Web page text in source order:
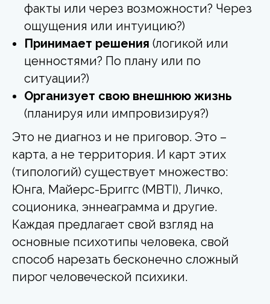
факты или через возможности? Через
ощущения или интуицию?)
Принимает решения (логикой или
ценностями? По плану или по
ситуации?)
Организует свою внешнюю жизнь
(планируя или импровизируя?)
Это не диагноз и не приговор. Это –
карта, а не территория. И карт этих
(типологий) существует множество:
Юнга, Майерс-Бриггс (MBTI), Личко,
соционика, эннеаграмма и другие.
Каждая предлагает свой взгляд на
основные психотипы человека, свой
способ нарезать бесконечно сложный
пирог человеческой психики.